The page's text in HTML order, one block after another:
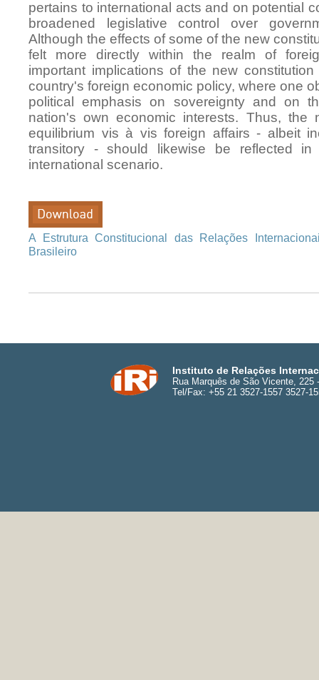
pertains to international acts and on potential
broadened legislative control over
Although the effects of some of the new
felt more directly within the realm of
important implications of the new
country's foreign economic policy, where one
political emphasis on sovereignty and on
nation's own economic interests. Thus, the
equilibrium vis à vis foreign affairs - albeit
transitory - should likewise be reflected
international scenario.
A Estrutura Constitucional das Relações
Brasileiro
Instituto de Relações
Rua Marquês de São Vicente,
Tel/Fax: +55 21 3527-1557 3527-